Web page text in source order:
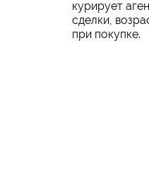
курирует
сделки,
при покупке.